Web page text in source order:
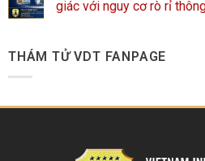
giác với nguy cơ rò rỉ
THÁM TỬ VDT FANPAGE